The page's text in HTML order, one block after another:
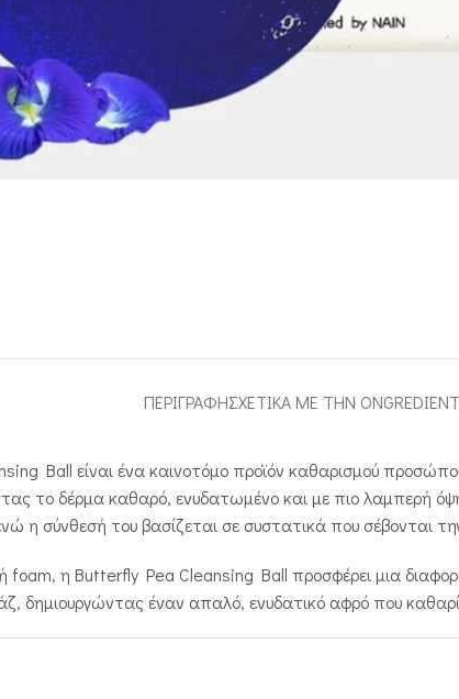
enlarge
ΠΕΡΙΓΡΑΦΉΣΧΕΤΙΚΑ ΜΕ ΤΗΝ
Ball είναι ένα καινοτόμο προϊόν καθαρισμού
το δέρμα καθαρό, ενυδατωμένο και με πιο λαμπερή
η σύνθεσή του βασίζεται σε συστατικά που σέβονται
foam, η Butterfly Pea Cleansing Ball προσφέρει μια
δημιουργώντας έναν απαλό, ενυδατικό αφρό που